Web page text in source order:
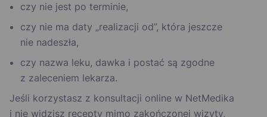
czy nie jest po terminie,
czy nie ma daty „realizacji od”, która jeszcze
nie nadeszła,
czy nazwa leku, dawka i postać są zgodne
z zaleceniem lekarza.
Jeśli korzystasz z konsultacji online w NetMedika
i nie widzisz recepty mimo zakończonej wizyty,